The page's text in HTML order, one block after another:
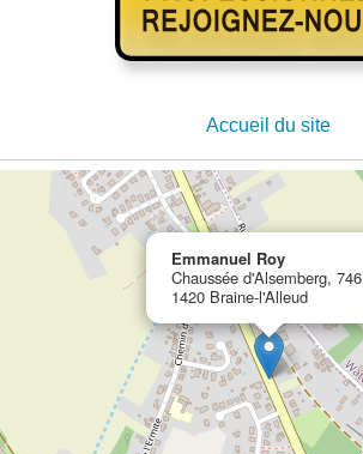
Accueil du site
Emmanuel Roy
Chaussée d'Alsemberg, 746
1420 Braine-l'Alleud